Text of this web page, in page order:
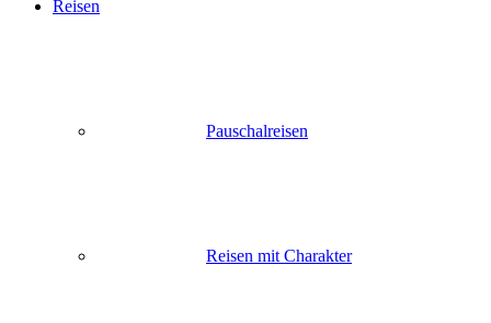
Reisen
Pauschalreisen
Reisen mit Charakter